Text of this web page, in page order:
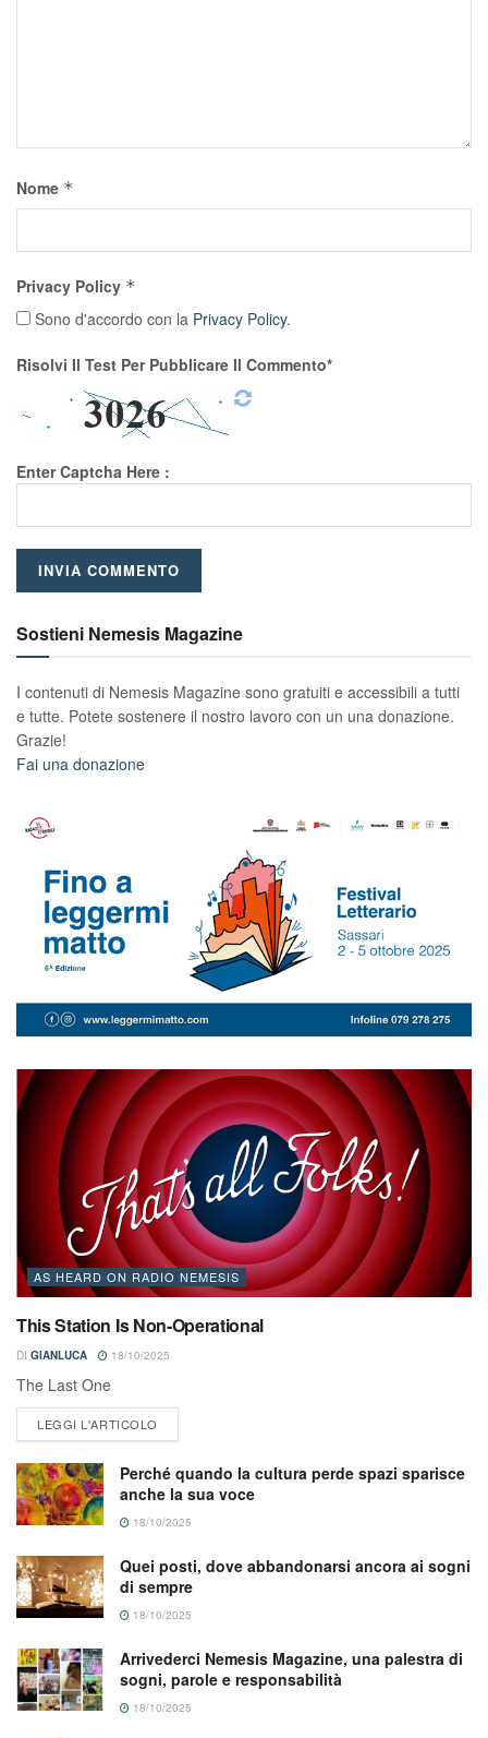
Nome *
Privacy Policy *
Sono d'accordo con la Privacy Policy.
Risolvi Il Test Per Pubblicare Il Commento*
Enter Captcha Here :
Sostieni Nemesis Magazine
I contenuti di Nemesis Magazine sono gratuiti e accessibili a tutti
e tutte. Potete sostenere il nostro lavoro con un una donazione.
Grazie!
Fai una donazione
AS HEARD ON RADIO NEMESIS
This Station Is Non-Operational
DI GIANLUCA 18/10/2025
The Last One
LEGGI L'ARTICOLO
Perché quando la cultura perde spazi sparisce
anche la sua voce
18/10/2025
Quei posti, dove abbandonarsi ancora ai sogni
di sempre
18/10/2025
Arrivederci Nemesis Magazine, una palestra di
sogni, parole e responsabilità
18/10/2025